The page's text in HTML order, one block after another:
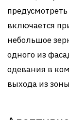
включается
небольшое
одного из
одевания в
выхода из